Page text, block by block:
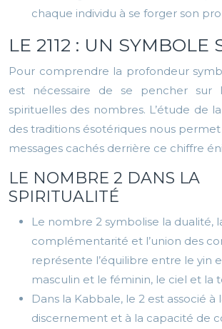
chaque individu à se forger son
LE 2112 : UN SYMBOLE
Pour comprendre la profondeur
est nécessaire de se pencher sur
spirituelles des nombres. L’étude de
des traditions ésotériques nous
messages cachés derrière ce chiffre
LE NOMBRE 2 DANS LA
SPIRITUALITÉ
Le nombre 2 symbolise la dualité,
complémentarité et l’union des
représente l’équilibre entre le yin
masculin et le féminin, le ciel et la
Dans la Kabbale, le 2 est associé à
discernement et à la capacité de